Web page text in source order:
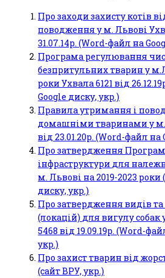
Про заходи захисту котів
поводження у м. Львові
31.07.14р. (Word-файл на
Програма регулювання
безпритульних тварин у
роки Ухвала 6121 від
Google диску, укр.)
Правила утримання і
домашніми тваринами у м.
від 23.01.20р. (Word-файл на
Про затвердження
інфраструктури для
м. Львові на 2019-2023
диску, укр.)
Про затвердження видів
(локацій) для вигулу собак
5468 від 19.09.19р. (Word-
укр.)
Про захист тварин від
(сайт ВРУ, укр.)